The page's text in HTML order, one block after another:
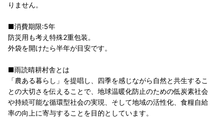
りません。
■消費期限:5年
防災用も考え特殊2重包装。
外袋を開けたら半年が目安です。
■雨読晴耕村舎とは
「農ある暮らし」を提唱し、四季を感じながら自然と共生するこ
との大切さを伝えることで、地球温暖化防止のための低炭素社会
や持続可能な循環型社会の実現、そして地域の活性化、食糧自給
率の向上に寄与することを目的としています。